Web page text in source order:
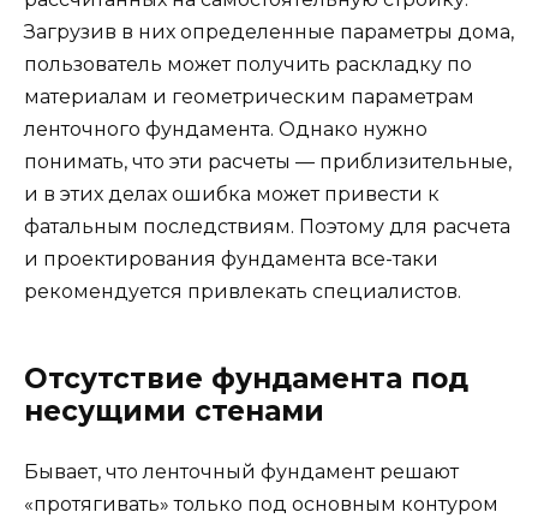
Загрузив в них определенные параметры дома,
пользователь может получить раскладку по
материалам и геометрическим параметрам
ленточного фундамента. Однако нужно
понимать, что эти расчеты — приблизительные,
и в этих делах ошибка может привести к
фатальным последствиям. Поэтому для расчета
и проектирования фундамента все-таки
рекомендуется привлекать специалистов.
Отсутствие фундамента под
несущими стенами
Бывает, что ленточный фундамент решают
«протягивать» только под основным контуром